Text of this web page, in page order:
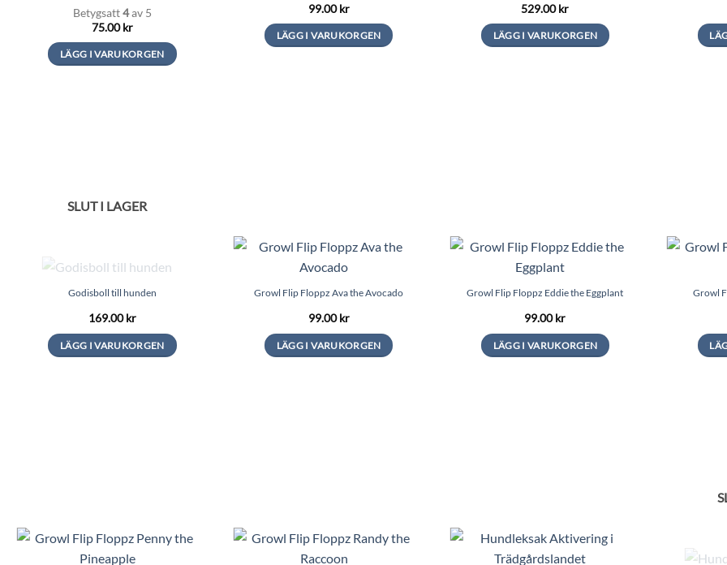
Betygsatt4av 5
75.00kr
LÄGG I VARUKORGEN
99.00kr
LÄGG I VARUKORGEN
529.00kr
LÄGG I VARUKORGEN
SLUT I LAGER
Godisboll till hunden
169.00kr
LÄGG I VARUKORGEN
kan
väljas
Growl Flip Floppz Ava the Avocado
99.00kr
LÄGG I VARUKORGEN
Growl Flip Floppz Eddie the Eggplant
99.00kr
LÄGG I VARUKORGEN
Growl